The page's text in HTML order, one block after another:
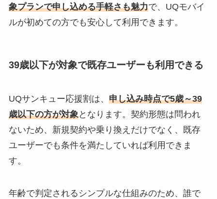
象プランで申し込める手軽さも魅力で、UQモバイ
ルが初めての方でも安心して利用できます。
39歳以下が対象で既存ユーザーも利用できる
UQサンキュー応援割は、 申し込み時点で5歳～39
歳以下の方が対象となります。契約形態は問われ
ないため、新規契約や乗り換えだけでなく、既存
ユーザーでも条件を満たしていれば利用できま
す。
年齢で判定されるシンプルな仕組みのため、誰で